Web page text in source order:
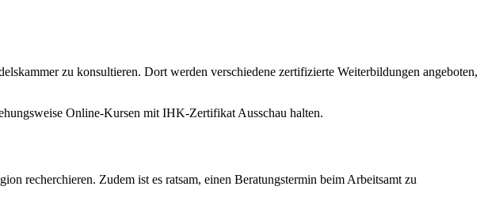
zu konsultieren. Dort werden verschiedene zertifizierte Weiterbildungen angeboten,
Online-Kursen mit IHK-Zertifikat Ausschau halten.
recherchieren. Zudem ist es ratsam, einen Beratungstermin beim Arbeitsamt zu